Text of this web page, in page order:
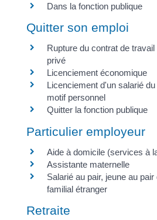
Dans la fonction publique
Quitter son emploi
Rupture du contrat de
privé
Licenciement économique
Licenciement d'un salarié
motif personnel
Quitter la fonction publique
Particulier employeur
Aide à domicile (services à
Assistante maternelle
Salarié au pair, jeune au
familial étranger
Retraite